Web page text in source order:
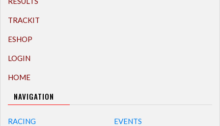
TRACKIT
ESHOP
LOGIN
HOME
NAVIGATION
RACING EVENTS